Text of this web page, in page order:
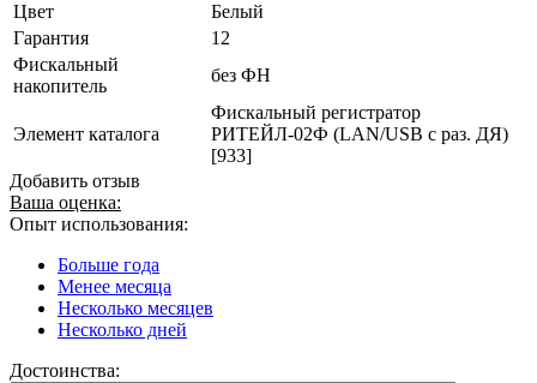
Цвет
Белый
Гарантия
12
Фискальный
накопитель
без ФН
Элемент каталога
Фискальный регистратор
РИТЕЙЛ-02Ф (LAN/USB с раз. ДЯ)
[933]
Добавить отзыв
Ваша оценка:
Опыт использования:
Больше года
Менее месяца
Несколько месяцев
Несколько дней
Достоинства: